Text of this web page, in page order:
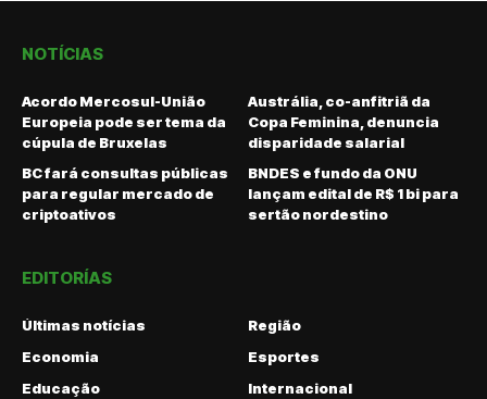
NOTÍCIAS
Acordo Mercosul-União
Europeia pode ser tema da
cúpula de Bruxelas
Austrália, co-anfitriã da
Copa Feminina, denuncia
disparidade salarial
BC fará consultas públicas
para regular mercado de
criptoativos
BNDES e fundo da ONU
lançam edital de R$ 1 bi para
sertão nordestino
EDITORÍAS
Últimas notícias
Região
Economia
Esportes
Educação
Internacional